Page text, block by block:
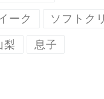
ーク ソフトク
梨 息子